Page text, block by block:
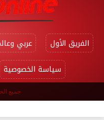
الفريق الأول عربي
سياسة الخصوصية
جميع